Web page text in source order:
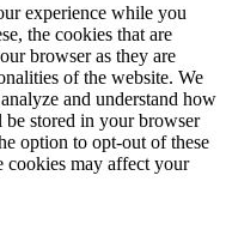
experience while you
the cookies that are
browser as they are
of the website. We
and understand how
stored in your browser
option to opt-out of these
cookies may affect your